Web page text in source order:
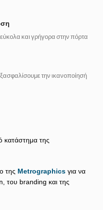
και γρήγορα στην πόρτα
την ικανοποίησή
κατάστημα της
της Metrographics για να
του branding και της